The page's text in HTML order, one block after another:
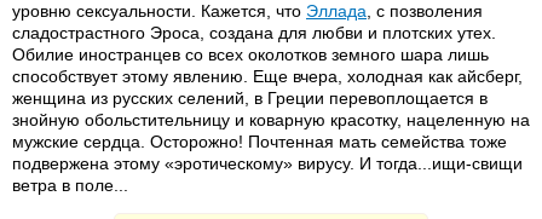
уровню сексуальности. Кажется, что Эллада , с позволения
сладострастного Эроса, создана для любви и плотских утех.
Обилие иностранцев со всех околотков земного шара лишь
способствует этому явлению. Еще вчера, холодная как айсберг,
женщина из русских селений, в Греции перевоплощается в
знойную обольстительницу и коварную красотку, нацеленную на
мужские сердца. Осторожно! Почтенная мать семейства тоже
подвержена этому «эротическому» вирусу. И тогда...ищи-свищи
ветра в поле...